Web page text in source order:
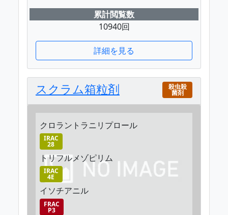
累計閲覧数
10940回
詳細を見る
スクラム箱粒剤 殺虫殺
菌剤
クロラントラニリプロール
IRAC
28
トリフルメゾピリム
IRAC
4E
イソチアニル
FRAC
P3